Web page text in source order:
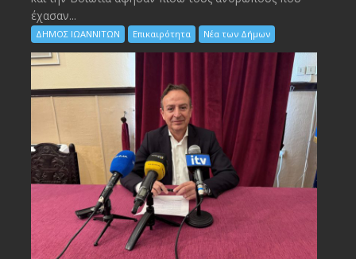
έχασαν...
ΔΗΜΟΣ ΙΩΑΝΝΙΤΩΝ Επικαιρότητα Νέα των Δήμων